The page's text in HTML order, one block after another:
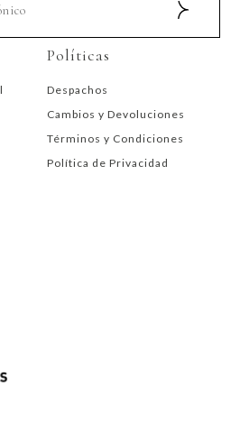
Políticas
Despachos
Cambios y Devoluciones
Términos y Condiciones
Política de Privacidad